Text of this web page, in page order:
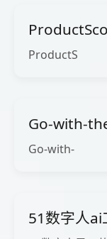
ProductS
Go-with-
Go-with-
51数字人ai